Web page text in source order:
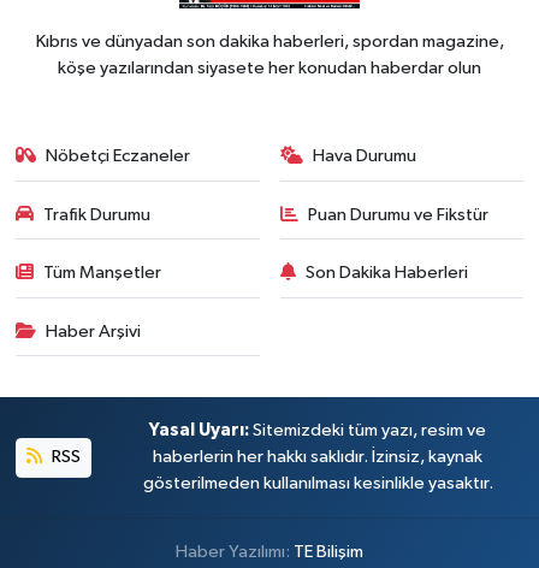
Kıbrıs ve dünyadan son dakika haberleri, spordan magazine,
köşe yazılarından siyasete her konudan haberdar olun
Nöbetçi Eczaneler Hava Durumu
Trafik Durumu Puan Durumu ve Fikstür
Tüm Manşetler Son Dakika Haberleri
Haber Arşivi
RSS
Yasal Uyarı: Sitemizdeki tüm yazı, resim ve
haberlerin her hakkı saklıdır. İzinsiz, kaynak
gösterilmeden kullanılması kesinlikle yasaktır.
Haber Yazılımı: TE Bilişim